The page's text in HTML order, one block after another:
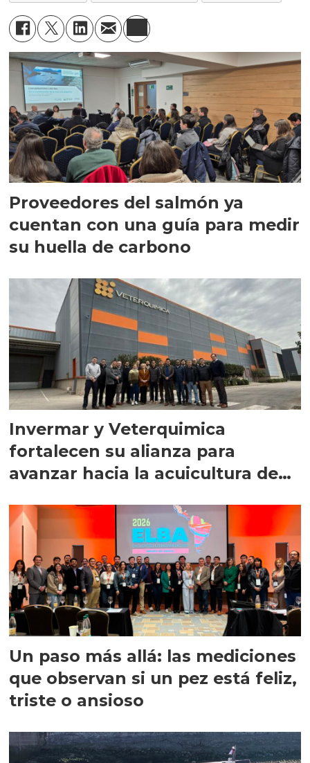
Proveedores del salmón ya
cuentan con una guía para medir
su huella de carbono
Invermar y Veterquimica
fortalecen su alianza para
avanzar hacia la acuicultura de
Un paso más allá: las mediciones
que observan si un pez está feliz,
triste o ansioso